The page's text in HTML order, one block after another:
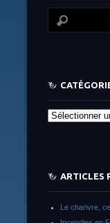
Catégories
ARTICLES
Le chanvre,